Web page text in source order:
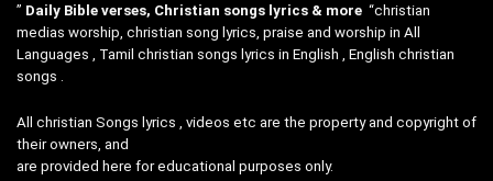
” Daily Bible verses, Christian songs lyrics & more “christian
medias worship, christian song lyrics, praise and worship in All
Languages , Tamil christian songs lyrics in English , English christian
songs .
All christian Songs lyrics , videos etc are the property and copyright of
their owners, and
are provided here for educational purposes only.